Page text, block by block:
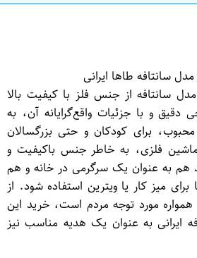
سانتافه طاها ایرانی
سانتافه از جنس فلز با کیفیت بالا
و با جزئیات واقع‌گرایانه آن، به
برای کودکان و حتی بزرگسالان
ماشین فلزی، به خاطر جنس باکیفیت و
هم به عنوان یک سرگرمی در خانه و هم
میز کار یا ویترین استفاده شود. از
همواره مورد توجه مردم است، خرید این
ایرانی به عنوان یک هدیه مناسب نیز